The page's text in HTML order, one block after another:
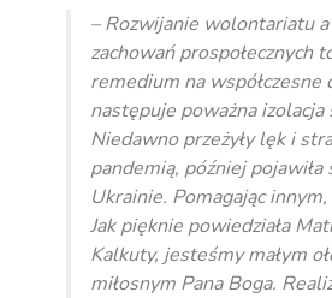
dźwiękowych– Rozwijanie wolontariatu
zachowań prospołecznych
remedium na współczesne
następuje poważna izolacja
Niedawno przeżyły lęk i
pandemią, później pojawiła
Ukrainie. Pomagając
Jak pięknie powiedziała
Kalkuty, jesteśmy małym
miłosnym Pana Boga.